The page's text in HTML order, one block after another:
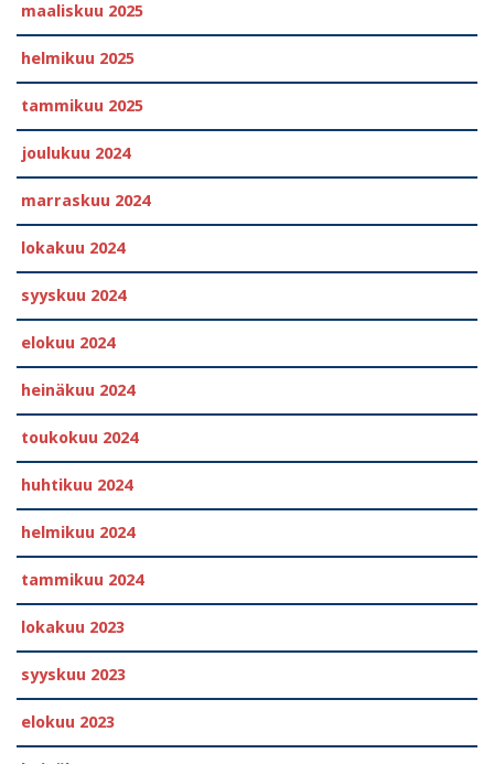
maaliskuu 2025
helmikuu 2025
tammikuu 2025
joulukuu 2024
marraskuu 2024
lokakuu 2024
syyskuu 2024
elokuu 2024
heinäkuu 2024
toukokuu 2024
huhtikuu 2024
helmikuu 2024
tammikuu 2024
lokakuu 2023
syyskuu 2023
elokuu 2023